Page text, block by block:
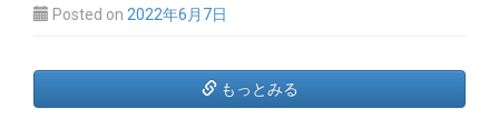
Posted on 2022年6月7日
もっとみる